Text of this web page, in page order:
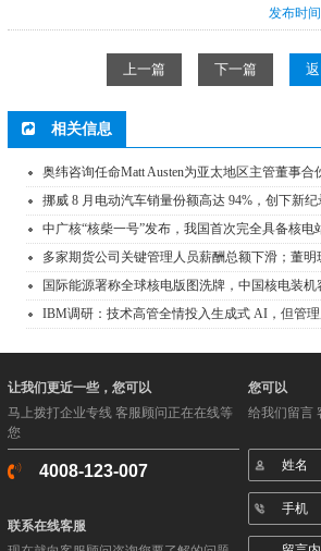
发布时
上一篇 下一篇
相关信息
奥纬咨询任命Matt Austen为亚太地区主管董事合
挪威 8 月电动汽车销量份额高达 94%，创下新纪
中广核“核柴一号”发布，我国首次完全具备核电
多家期货公司关键管理人员薪酬总额下滑；董明
国际能源署称全球核电版图洗牌，中国核电装机
IBM调研：技术高管全情投入生成式 AI，但管理
让我们更近一些，您可以
马上拨打企业专线 客服顾问正在在线等
您
4008-123-007
联系在线客服
您可以
给我们留言